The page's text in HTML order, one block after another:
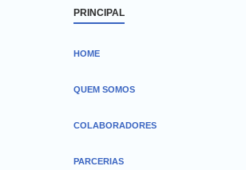
PRINCIPAL
HOME
QUEM SOMOS
COLABORADORES
PARCERIAS